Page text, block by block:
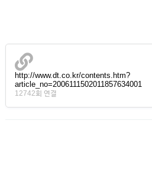
http://www.dt.co.kr/contents.htm?
article_no=2006111502011857634001
12742회 연결